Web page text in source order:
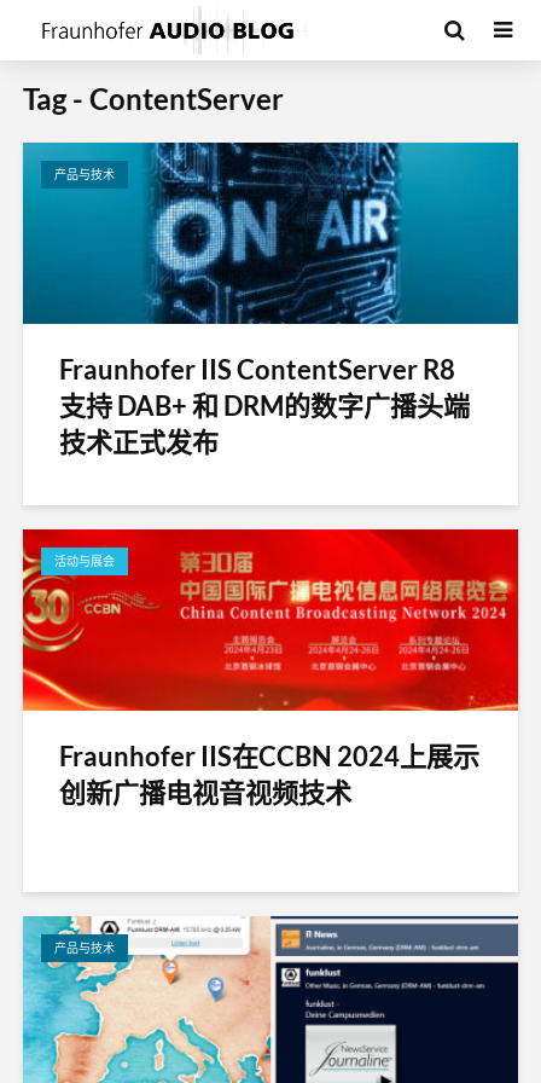
Tag - ContentServer
产品与技术
Fraunhofer IIS ContentServer R8
支持 DAB+ 和 DRM的数字广播头端
技术正式发布
活动与展会
Fraunhofer IIS在CCBN 2024上展示
创新广播电视音视频技术
产品与技术